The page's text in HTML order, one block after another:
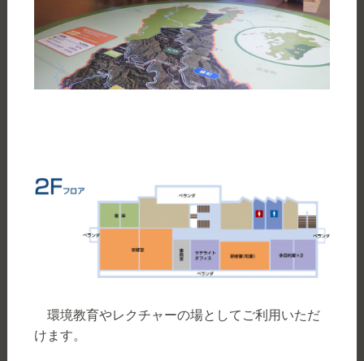
環境教育やレクチャーの場としてご利用いただ
けます。